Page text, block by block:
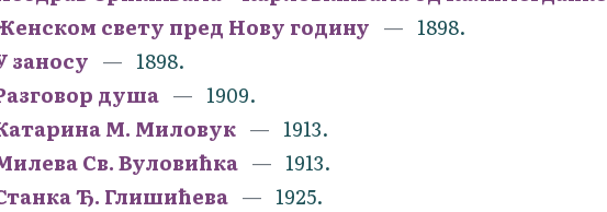
свету пред Нову годину
1898.
заносу
1898.
душа
1909.
М. Миловук
1913.
Св. Вуловићка
1913.
Ђ. Глишићева
1925.